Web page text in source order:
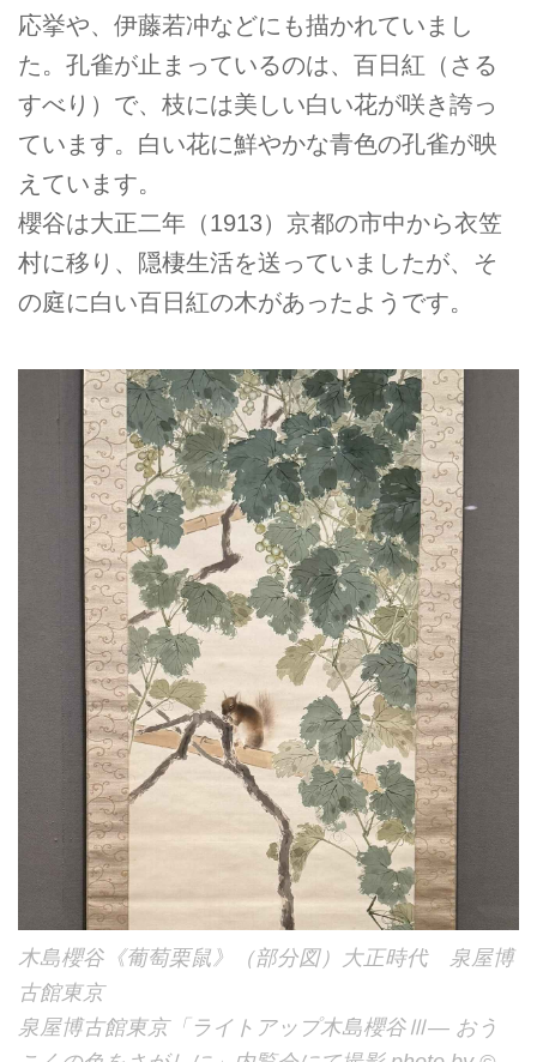
応挙や、伊藤若冲などにも描かれていまし
た。孔雀が止まっているのは、百日紅（さる
すべり）で、枝には美しい白い花が咲き誇っ
ています。白い花に鮮やかな青色の孔雀が映
えています。
櫻谷は大正二年（1913）京都の市中から衣笠
村に移り、隠棲生活を送っていましたが、そ
の庭に白い百日紅の木があったようです。
木島櫻谷《葡萄栗鼠》（部分図）大正時代 泉屋博
古館東京
泉屋博古館東京「ライトアップ木島櫻谷Ⅲ― おう